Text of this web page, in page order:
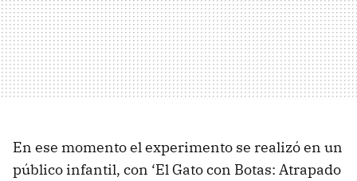
En ese momento el experimento se realizó en un
público infantil, con ‘El Gato con Botas: Atrapado